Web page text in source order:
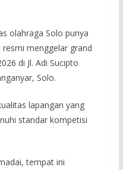
olahraga Solo punya
menggelar grand
di Jl. Adi Sucipto
Solo.
lapangan yang
standar kompetisi
tempat ini